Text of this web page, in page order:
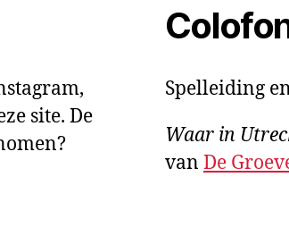
site. De
Spelleiding
Waar in
van De